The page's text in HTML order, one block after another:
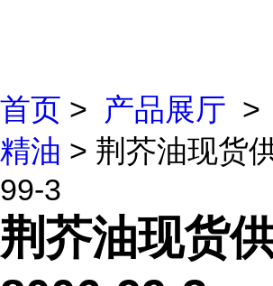
首页 > 产品展厅 >
精油 > 荆芥油现货
99-3
荆芥油现货